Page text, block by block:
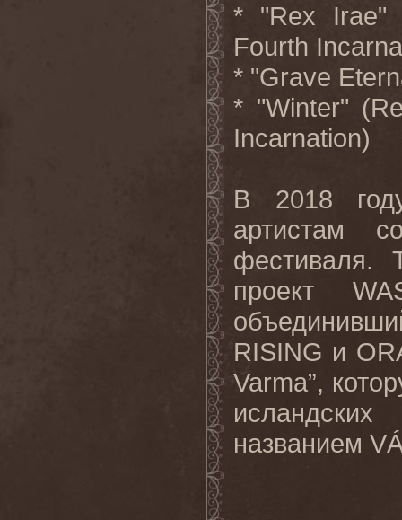
* "Rex Irae"
Fourth
* "Grave
* "Winter"
Incarnation)
В 2018
артистам
фестиваля.
проект
RISING и
Varma”,
названием V